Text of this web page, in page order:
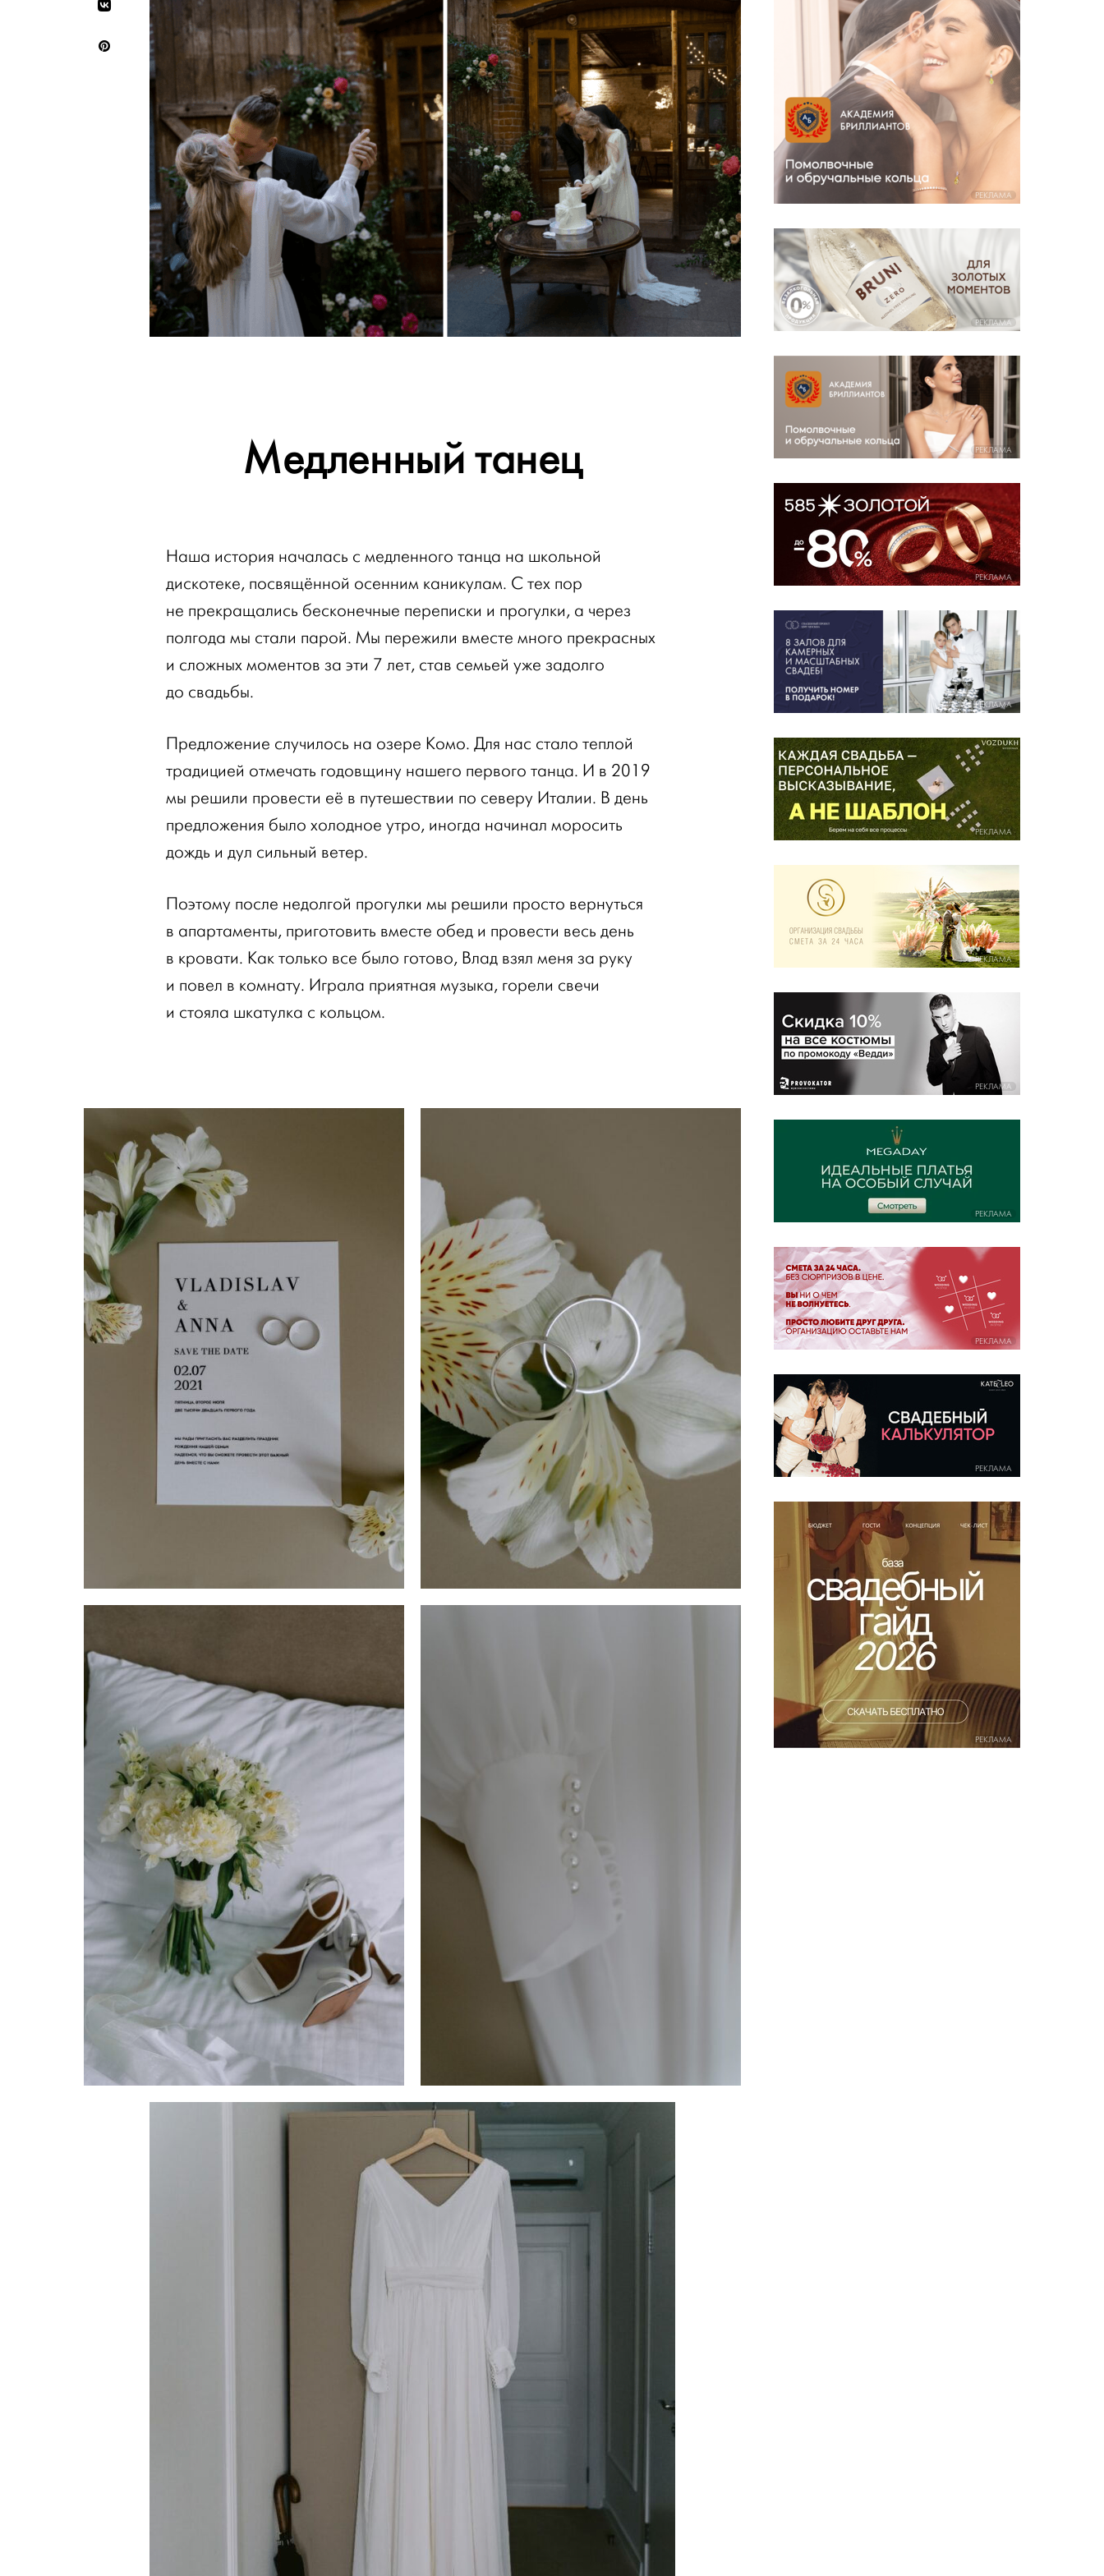
Медленный танец
Наша история началась с медленного танца на школьной
дискотеке, посвящённой осенним каникулам. С тех пор
не прекращались бесконечные переписки и прогулки, а через
полгода мы стали парой. Мы пережили вместе много прекрасных
и сложных моментов за эти 7 лет, став семьей уже задолго
до свадьбы.
Предложение случилось на озере Комо. Для нас стало теплой
традицией отмечать годовщину нашего первого танца. И в 2019
мы решили провести её в путешествии по северу Италии. В день
предложения было холодное утро, иногда начинал моросить
дождь и дул сильный ветер.
Поэтому после недолгой прогулки мы решили просто вернуться
в апартаменты, приготовить вместе обед и провести весь день
в кровати. Как только все было готово, Влад взял меня за руку
и повел в комнату. Играла приятная музыка, горели свечи
и стояла шкатулка с кольцом.
РЕКЛАМА
РЕКЛАМА
РЕКЛАМА
РЕКЛАМА
РЕКЛАМА
РЕКЛАМА
РЕКЛАМА
РЕКЛАМА
РЕКЛАМА
РЕКЛАМА
РЕКЛАМА
РЕКЛАМА